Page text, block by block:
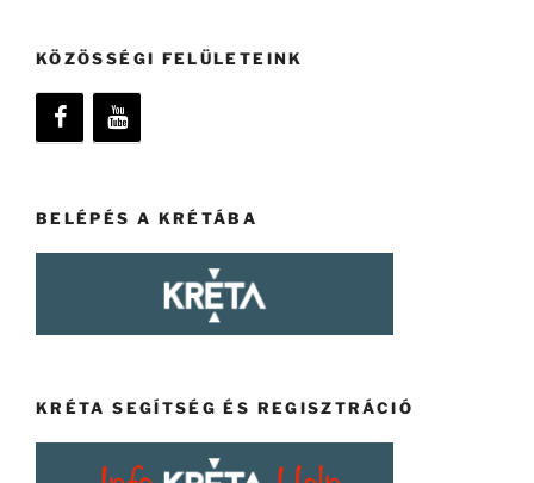
KÖZÖSSÉGI FELÜLETEINK
BELÉPÉS A KRÉTÁBA
KRÉTA SEGÍTSÉG ÉS REGISZTRÁCIÓ